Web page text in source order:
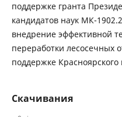
поддержке гранта
кандидатов наук МК-
внедрение эффективной
переработки лесосечных
поддержке Красноярского
Скачивания